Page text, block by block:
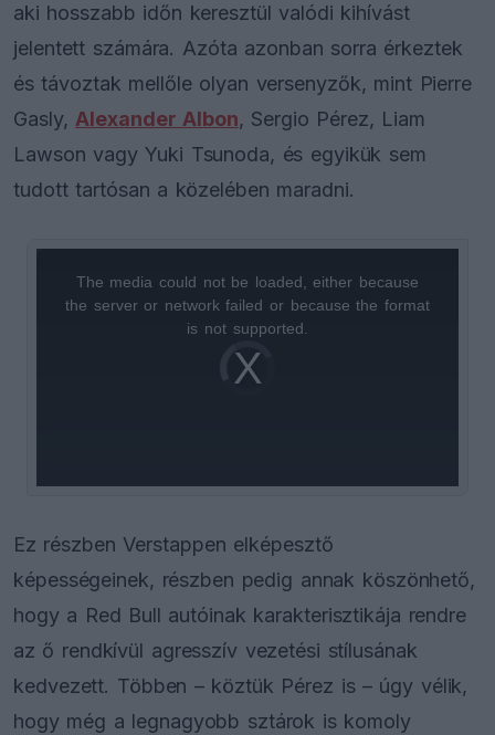
aki hosszabb időn keresztül valódi kihívást
jelentett számára. Azóta azonban sorra érkeztek
és távoztak mellőle olyan versenyzők, mint Pierre
Gasly, Alexander Albon, Sergio Pérez, Liam
Lawson vagy Yuki Tsunoda, és egyikük sem
tudott tartósan a közelében maradni.
Video
Player
loading.
The media could not be loaded, either because
the server or network failed or because the format
is not supported.
Ez részben Verstappen elképesztő
képességeinek, részben pedig annak köszönhető,
hogy a Red Bull autóinak karakterisztikája rendre
az ő rendkívül agresszív vezetési stílusának
kedvezett. Többen – köztük Pérez is – úgy vélik,
hogy még a legnagyobb sztárok is komoly